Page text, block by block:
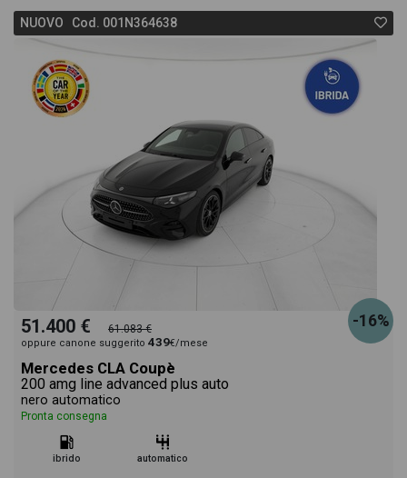
NUOVO Cod. 001N364638
-16%
51.400 € 61.083 €
oppure canone suggerito 439€/mese
Mercedes CLA Coupè
200 amg line advanced plus auto
nero automatico
Pronta consegna
ibrido automatico